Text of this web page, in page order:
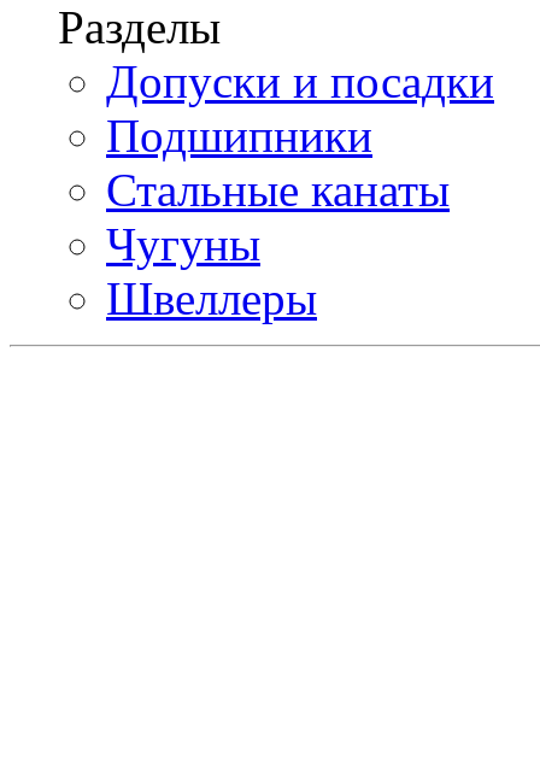
Разделы
Допуски и посадки
Подшипники
Стальные канаты
Чугуны
Швеллеры